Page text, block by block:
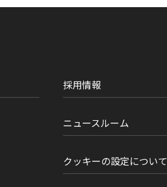
採用情報
ニュースルーム
クッキーの設定について